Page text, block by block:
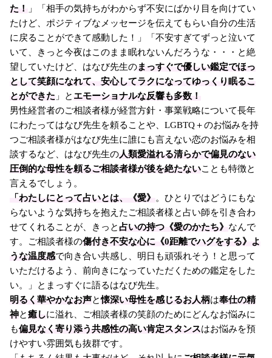
た！
」「相手の気持ちがわからず不安にばかり目を向けてい
たけど、ポジティブなメッセージを伝えてもらい自分の生活
に戻ることができて感動した！」「不安すぎてずっと泣いて
いて、きっと今夜はこのまま眠れないんだろうな・・・と絶
望していたけど、はなび先生のまっすぐで優しい鑑定でほっ
として笑顔になれて、安心してラクになってゆっくり眠るこ
とができた 」と エモーショナルな反響も多数！
男性経営者のご相談者様が経営方針・事業戦略について長年
にわたってはなび先生を頼ることや、LGBTQ＋のお悩みを持
つご相談者様がはなび先生に誰にも言えない恋のお悩みを相
談するなど、はなび先生の人類愛溢れる清らかで偏見のない
圧倒的な母性を頼るご相談者様が後を絶たないことも特徴と
言えるでしょう。
「わたしにとって占いとは、《愛》 。ひとりではどうにもな
らないような気持ちを抱えたご相談者様と占い師を引き合わ
せてくれることが、きっと占いの持つ《愛のかたち》 なんで
す。ご相談者様の傷付き不安な心に《0距離でハグをする》よ
うな温度感で向き合い共感し、明日も頑張れそう！と思って
いただけるよう、前向きになっていただくための鑑定をした
い。」とまっすぐに語るはなび先生。
明るく華やかなお声と懐深い母性を感じるお人柄は奉仕の精
神と癒しに溢れ、ご相談者様の笑顔のためにどんなお悩みに
も偏見なく寄り添う共感性の高い肯定スタンスはお悩みを預
けやすい雰囲気も抜群です。